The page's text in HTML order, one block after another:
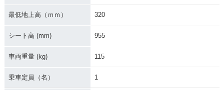
最低地上高（ｍｍ） 320
シート高 (mm) 955
車両重量 (kg) 115
乗車定員（名） 1